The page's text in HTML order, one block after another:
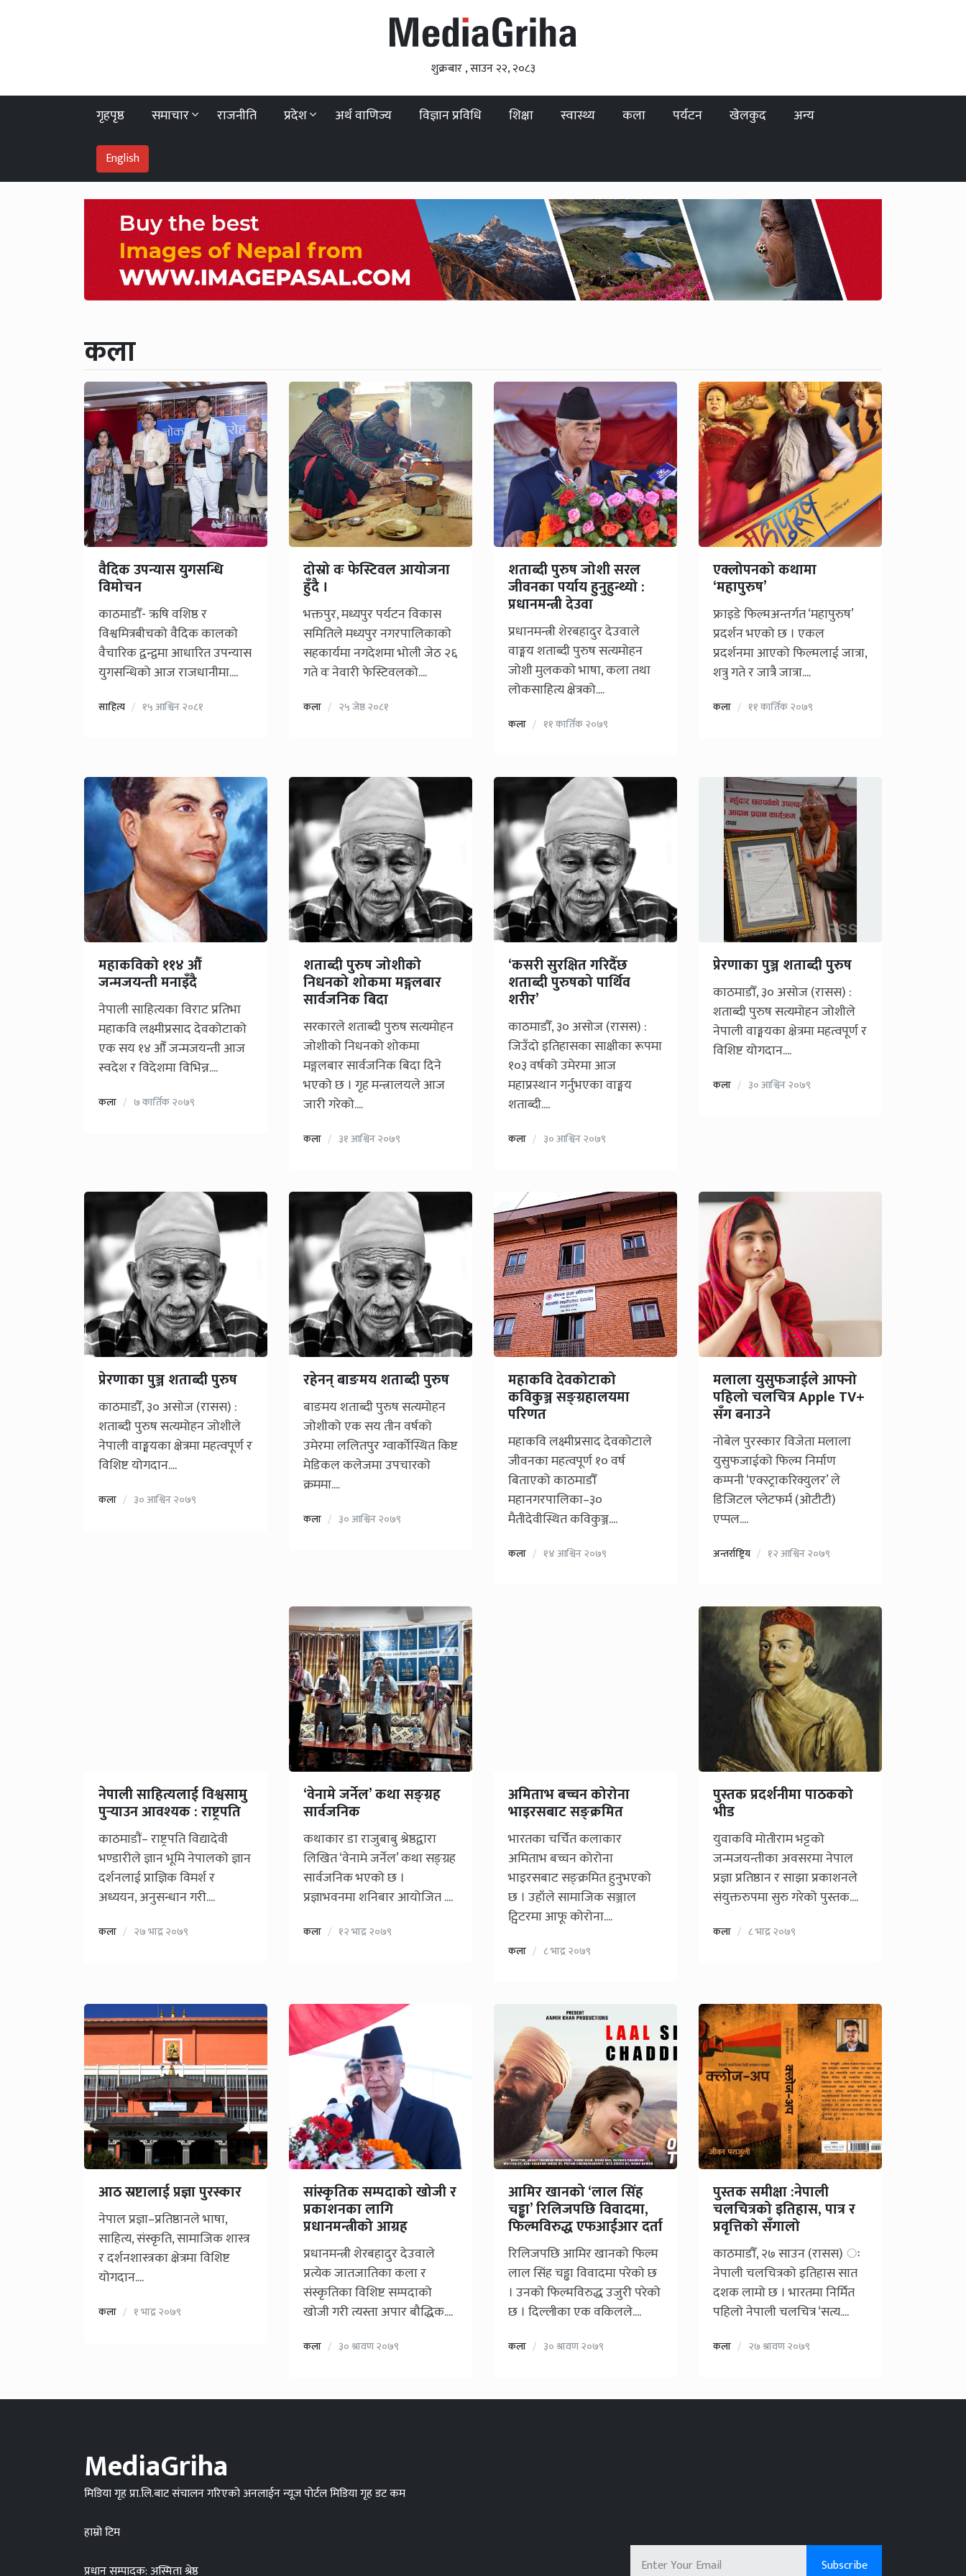
शुक्रबार , साउन २२, २०८३
गृहपृष्ठ समाचार राजनीति प्रदेश अर्थ वाणिज्य विज्ञान प्रविधि शिक्षा स्वास्थ्य कला पर्यटन खेलकुद अन्य
English
कला
वैदिक उपन्यास युगसन्धि
विमोचन
काठमाडौँ- ऋषि वशिष्ठ र
विश्वमित्रबीचको वैदिक कालको
वैचारिक द्वन्द्वमा आधारित उपन्यास
युगसन्धिको आज राजधानीमा....
साहित्य १५ आश्विन २०८१
दोस्रो वः फेस्टिवल आयोजना
हुँदै ।
भक्तपुर, मध्यपुर पर्यटन विकास
समितिले मध्यपुर नगरपालिकाको
सहकार्यमा नगदेशमा भोली जेठ २६
गते वः नेवारी फेस्टिवलको....
कला २५ जेष्ठ २०८१
शताब्दी पुरुष जोशी सरल
जीवनका पर्याय हुनुहुन्थ्यो :
प्रधानमन्त्री देउवा
प्रधानमन्त्री शेरबहादुर देउवाले
वाङ्मय शताब्दी पुरुष सत्यमोहन
जोशी मुलकको भाषा, कला तथा
लोकसाहित्य क्षेत्रको....
कला ११ कार्तिक २०७९
एक्लोपनको कथामा
‘महापुरुष’
फ्राइडे फिल्मअन्तर्गत ‘महापुरुष’
प्रदर्शन भएको छ । एकल
प्रदर्शनमा आएको फिल्मलाई जात्रा,
शत्रु गते र जात्रै जात्रा....
कला ११ कार्तिक २०७९
महाकविको ११४ औँ
जन्मजयन्ती मनाइँदै
नेपाली साहित्यका विराट प्रतिभा
महाकवि लक्ष्मीप्रसाद देवकोटाको
एक सय १४ औँ जन्मजयन्ती आज
स्वदेश र विदेशमा विभिन्न....
कला ७ कार्तिक २०७९
शताब्दी पुरुष जोशीको
निधनको शोकमा मङ्गलबार
सार्वजनिक बिदा
सरकारले शताब्दी पुरुष सत्यमोहन
जोशीको निधनको शोकमा
मङ्गलबार सार्वजनिक बिदा दिने
भएको छ । गृह मन्त्रालयले आज
जारी गरेको....
कला ३१ आश्विन २०७९
‘कसरी सुरक्षित गरिदैँछ
शताब्दी पुरुषको पार्थिव
शरीर’
काठमाडौँ, ३० असोज (रासस) :
जिउँदो इतिहासका साक्षीका रूपमा
१०३ वर्षको उमेरमा आज
महाप्रस्थान गर्नुभएका वाङ्मय
शताब्दी....
कला ३० आश्विन २०७९
प्रेरणाका पुञ्ज शताब्दी पुरुष
काठमाडौँ, ३० असोज (रासस) :
शताब्दी पुरुष सत्यमोहन जोशीले
नेपाली वाङ्मयका क्षेत्रमा महत्वपूर्ण र
विशिष्ट योगदान....
कला ३० आश्विन २०७९
प्रेरणाका पुञ्ज शताब्दी पुरुष
काठमाडौँ, ३० असोज (रासस) :
शताब्दी पुरुष सत्यमोहन जोशीले
नेपाली वाङ्मयका क्षेत्रमा महत्वपूर्ण र
विशिष्ट योगदान....
कला ३० आश्विन २०७९
रहेनन् बाङमय शताब्दी पुरुष
बाङमय शताब्दी पुरुष सत्यमोहन
जोशीको एक सय तीन वर्षको
उमेरमा ललितपुर ग्वार्कोस्थित किष्ट
मेडिकल कलेजमा उपचारको
क्रममा....
कला ३० आश्विन २०७९
महाकवि देवकोटाको
कविकुञ्ज सङ्ग्रहालयमा
परिणत
महाकवि लक्ष्मीप्रसाद देवकोटाले
जीवनका महत्वपूर्ण १० वर्ष
बिताएको काठमाडौँ
महानगरपालिका–३०
मैतीदेवीस्थित कविकुञ्ज....
कला १४ आश्विन २०७९
मलाला युसुफजाईले आफ्नो
पहिलो चलचित्र Apple TV+
सँग बनाउने
नोबेल पुरस्कार विजेता मलाला
युसुफजाईको फिल्म निर्माण
कम्पनी ‘एक्स्ट्राकरिक्युलर’ ले
डिजिटल प्लेटफर्म (ओटीटी)
एप्पल....
अन्तर्राष्ट्रिय १२ आश्विन २०७९
नेपाली साहित्यलाई विश्वसामु
पुर्‍याउन आवश्यक : राष्ट्रपति
काठमाडौं– राष्ट्रपति विद्यादेवी
भण्डारीले ज्ञान भूमि नेपालको ज्ञान
दर्शनलाई प्राज्ञिक विमर्श र
अध्ययन, अनुसन्धान गरी....
कला २७ भाद्र २०७९
‘वेनामे जर्नेल’ कथा सङ्ग्रह
सार्वजनिक
कथाकार डा राजुबाबु श्रेष्ठद्वारा
लिखित ‘वेनामे जर्नेल’ कथा सङ्ग्रह
सार्वजनिक भएको छ ।
प्रज्ञाभवनमा शनिबार आयोजित ....
कला १२ भाद्र २०७९
अमिताभ बच्चन कोरोना
भाइरसबाट सङ्क्रमित
भारतका चर्चित कलाकार
अमिताभ बच्चन कोरोना
भाइरसबाट सङ्क्रमित हुनुभएको
छ । उहाँले सामाजिक सञ्जाल
ट्विटरमा आफू कोरोना....
कला ८ भाद्र २०७९
पुस्तक प्रदर्शनीमा पाठकको
भीड
युवाकवि मोतीराम भट्टको
जन्मजयन्तीका अवसरमा नेपाल
प्रज्ञा प्रतिष्ठान र साझा प्रकाशनले
संयुक्तरुपमा सुरु गरेको पुस्तक....
कला ८ भाद्र २०७९
आठ स्रष्टालाई प्रज्ञा पुरस्कार
नेपाल प्रज्ञा–प्रतिष्ठानले भाषा,
साहित्य, संस्कृति, सामाजिक शास्त्र
र दर्शनशास्त्रका क्षेत्रमा विशिष्ट
योगदान....
कला १ भाद्र २०७९
सांस्कृतिक सम्पदाको खोजी र
प्रकाशनका लागि
प्रधानमन्त्रीको आग्रह
प्रधानमन्त्री शेरबहादुर देउवाले
प्रत्येक जातजातिका कला र
संस्कृतिका विशिष्ट सम्पदाको
खोजी गरी त्यस्ता अपार बौद्धिक....
कला ३० श्रावण २०७९
आमिर खानको ‘लाल सिंह
चड्ढा’ रिलिजपछि विवादमा,
फिल्मविरुद्ध एफआईआर दर्ता
रिलिजपछि आमिर खानको फिल्म
लाल सिंह चड्ढा विवादमा परेको छ
। उनको फिल्मविरुद्ध उजुरी परेको
छ । दिल्लीका एक वकिलले....
कला ३० श्रावण २०७९
पुस्तक समीक्षा :नेपाली
चलचित्रको इतिहास, पात्र र
प्रवृत्तिको सँगालो
काठमाडौँ, २७ साउन (रासस) ः
नेपाली चलचित्रको इतिहास सात
दशक लामो छ । भारतमा निर्मित
पहिलो नेपाली चलचित्र ‘सत्य....
कला २७ श्रावण २०७९
MediaGriha
मिडिया गृह प्रा.लि.बाट संचालन गरिएको अनलाईन न्यूज पोर्टल मिडिया गृह डट कम
हाम्रो टिम
प्रधान सम्पादक: अस्मिता श्रेष्ठ